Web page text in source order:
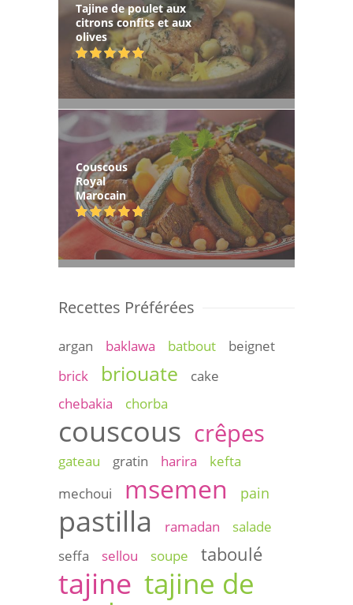
Tajine de poulet aux
citrons confits et aux
olives
Couscous
Royal
Marocain
Recettes Préférées
argan baklawa batbout
beignet
brick
briouate
cake
chebakia
chorba
couscous crêpes
gateau gratin harira
kefta
mechoui
msemen pain
pastilla ramadan
salade
seffa
sellou soupe taboulé
tajine tajine de